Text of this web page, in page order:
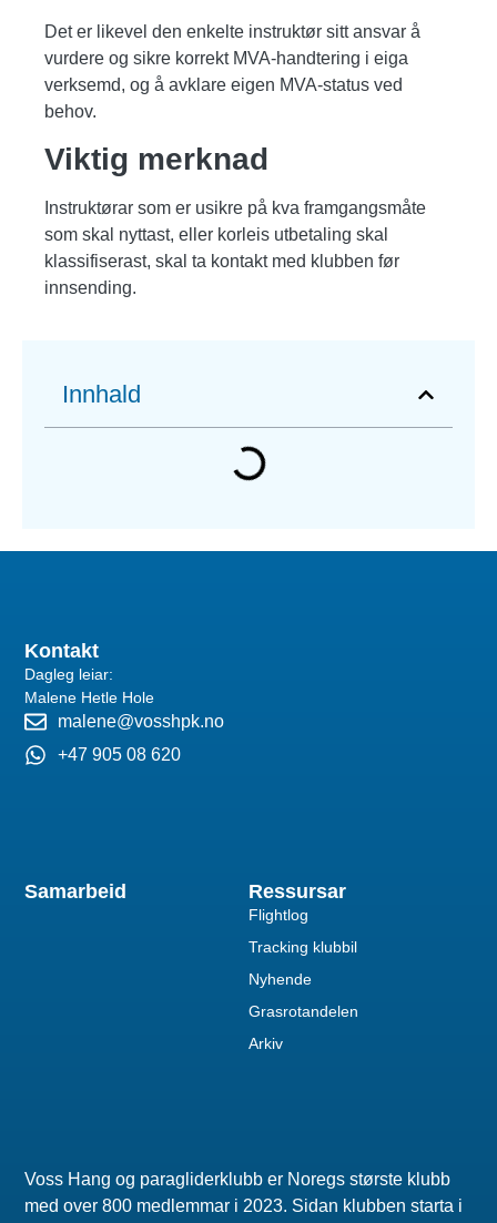
Innhald
Det er likevel den enkelte instruktør sitt ansvar å
vurdere og sikre korrekt MVA-handtering i eiga
verksemd, og å avklare eigen MVA-status ved
behov.
Viktig merknad
Instruktørar som er usikre på kva framgangsmåte
som skal nyttast, eller korleis utbetaling skal
klassifiserast, skal ta kontakt med klubben før
innsending.
Voss Hang og paragliderklubb er Noregs største klubb
med over 800 medlemmar i 2023. Sidan klubben starta i
Samarbeid Ressursar
Flightlog
Tracking klubbil
Nyhende
Grasrotandelen
Arkiv
Kontakt
Dagleg leiar:
Malene Hetle Hole
malene@vosshpk.no
+47 905 08 620